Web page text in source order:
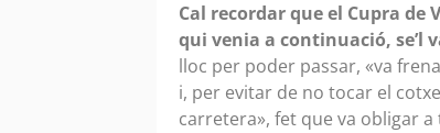
Cal recordar que el Cupra de
qui venia a continuació, se’l
lloc per poder passar, «va
i, per evitar de no tocar el
carretera», fet que va obligar